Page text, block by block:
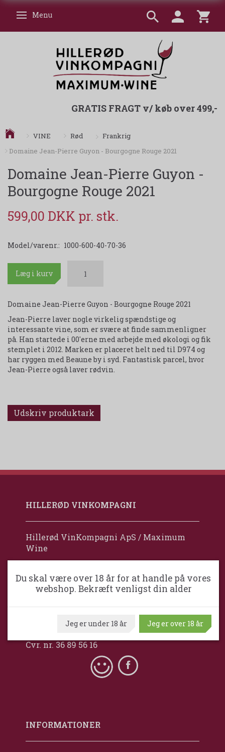
Skifte navigation
Menu
GRATIS FRAGT v/ køb over 499,-
VINE Rød
Frankrig
Domaine Jean-Pierre Guyon - Bourgogne Rouge 2021
Domaine Jean-Pierre Guyon -
Bourgogne Rouge 2021
599,00 DKK
Model/varenr.: 1000-600-40-70-36
Læg i kurv
Domaine Jean-Pierre Guyon - Bourgogne Rouge 2021
Jean-Pierre laver nogle virkelig spændstige og
interessante vine, som er svære at finde sammenligner
på. Han startede i 00'erne med arbejde med økologi og fik
stemplet i 2012. Marken er placeret helt ned til D974 og
har ryggen med Beaune by i syd. Fantastisk parcel, hvor
Jean-Pierre også laver rødvin.
Udskriv produktark
HILLERØD VINKOMPAGNI
Hillerød VinKompagni ApS / Maximum
Wine
DK-3400 Hillerød
mail@hilleroedvinkompagni.dk
Cvr. nr. 36 89 56 16
INFORMATIONER
Du skal være over 18 år for at handle på vores
webshop. Bekræft venligst din alder
Jeg er under 18 år Jeg er over 18 år